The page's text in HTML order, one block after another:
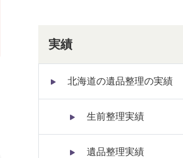
実績
北海道の遺品整理の実績
生前整理実績
遺品整理実績